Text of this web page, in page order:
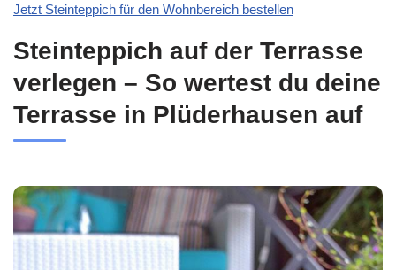
Jetzt Steinteppich für den Wohnbereich bestellen
Steinteppich auf der Terrasse
verlegen – So wertest du deine
Terrasse in Plüderhausen auf